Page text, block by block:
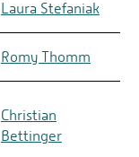
Laura Stefaniak
Romy Thomm
Christian
Bettinger